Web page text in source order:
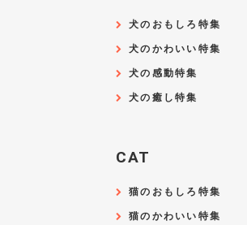
犬のおもしろ特集
犬のかわいい特集
犬の感動特集
犬の癒し特集
CAT
猫のおもしろ特集
猫のかわいい特集